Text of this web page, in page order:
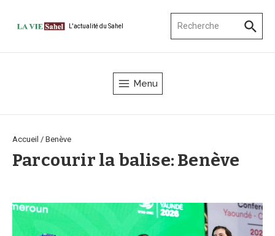
L'actualité du Sahel
Menu
Accueil / Benève
Parcourir la balise: Benève